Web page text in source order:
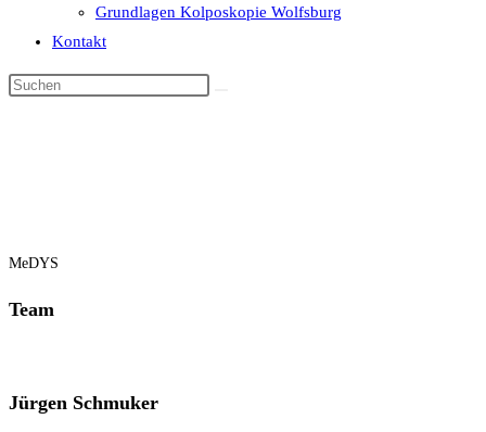
Grundlagen Kolposkopie Wolfsburg
Kontakt
MeDYS
Team
Jürgen Schmuker